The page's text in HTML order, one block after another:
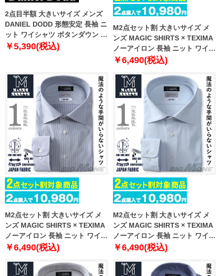
2点目半額 大きいサイズ メンズ
DANIEL DODD 形態安定 長袖 ニ
ット ワイシャツ ボタンダウン 吸
水速乾 ストレッチ ewdn82-11
￥5,390(税込)
M2点セット割 大きいサイズ メ
ンズ MAGIC SHIRTS × TEXIMA
ノーアイロン 長袖 ニット ワイシ
ャツ セミワイド 吸水速乾 ストレ
229012sw
￥6,490(税込)
M2点セット割 大きいサイズ メ
ンズ MAGIC SHIRTS × TEXIMA
ノーアイロン 長袖 ニット ワイシ
ャツ セミワイド 吸水速乾 ストレ
229014sw
￥6,490(税込)
M2点セット割 大きいサイズ メ
ンズ MAGIC SHIRTS × TEXIMA
ノーアイロン 長袖 ニット ワイシ
ャツ セミワイド 吸水速乾 ストレ
229006sw
￥6,490(税込)